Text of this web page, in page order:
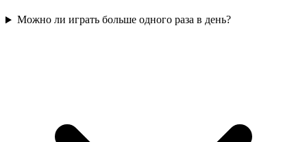
Можно ли играть больше одного раза в день?